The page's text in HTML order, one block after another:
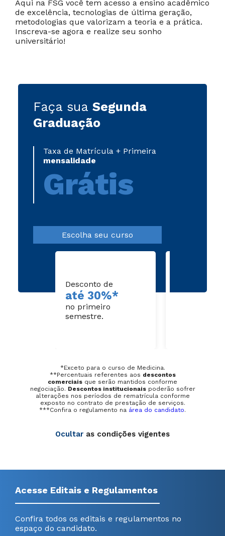
Aqui na FSG você tem acesso a ensino acadêmico
de excelência, tecnologias de última geração,
metodologias que valorizam a teoria e a prática.
Inscreva-se agora e realize seu sonho
universitário!
Faça sua Segunda
Graduação
Taxa de Matrícula + Primeira
mensalidade
Grátis
Escolha seu curso
Desconto de
até 30%*
no primeiro
semestre.
e verso);
*Exceto para o curso de Medicina.
**Percentuais referentes aos descontos
comerciais que serão mantidos conforme
negociação. Descontos institucionaispoderão sofrer
alterações nos períodos de rematrícula conforme
exposto no contrato de prestação de serviços.
***Confira o regulamento na área do candidato.
Ocultar as condições vigentes
Acesse Editais e Regulamentos
Confira todos os editais e regulamentos no
espaço do candidato.